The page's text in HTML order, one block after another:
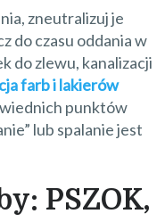
zneutralizuj je
do czasu oddania w
do zlewu, kanalizacji
farb i lakierów
punktów
lub spalanie jest
PSZOK,